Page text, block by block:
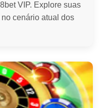
VIP. Explore suas
cenário atual dos